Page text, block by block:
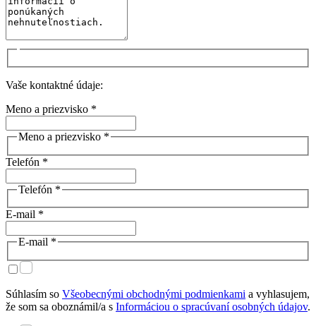
Vaše kontaktné údaje:
Meno a priezvisko *
Meno a priezvisko *
Telefón *
Telefón *
E-mail *
E-mail *
Súhlasím so Všeobecnými obchodnými podmienkami a vyhlasujem,
že som sa oboznámil/a s Informáciou o spracúvaní osobných údajov.